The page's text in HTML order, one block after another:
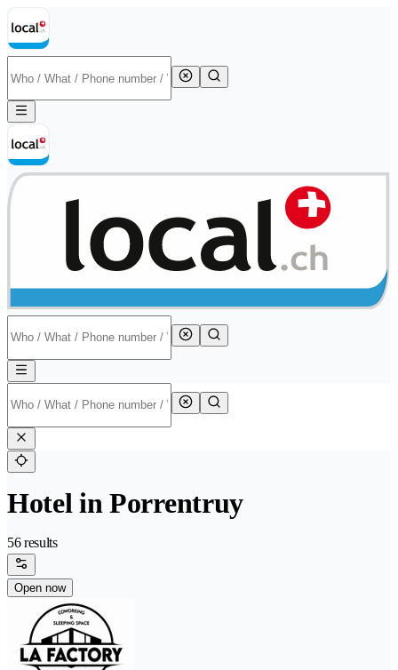
Hotel in Porrentruy
56 results
Open now